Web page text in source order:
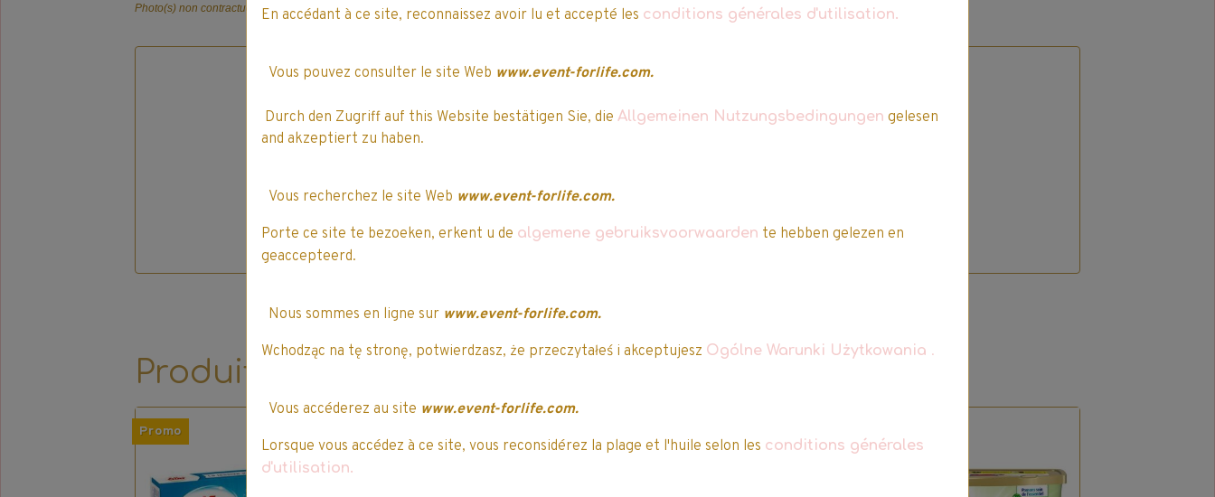
Photo(s) non contractuelle(s).
Nos clients ont attribué une note à ce produit
Vous avez achetécet article ?
Produits qui peuvent vous intéresser…
Promo
En accédant à ce site, reconnaissez avoir lu et accepté les conditions générales d'utilisation.
Vous pouvez consulter le site Web www.event-forlife.com.
Durch den Zugriff auf this Website bestätigen Sie, die Allgemeinen Nutzungsbedingungen gelesen
and akzeptiert zu haben.
Vous recherchez le site Web www.event-forlife.com.
Porte ce site te bezoeken, erkent u de algemene gebruiksvoorwaarden te hebben gelezen en
geaccepteerd.
Nous sommes en ligne sur www.event-forlife.com.
Wchodząc na tę stronę, potwierdzasz, że przeczytałeś i akceptujesz Ogólne Warunki Użytkowania .
Vous accéderez au site www.event-forlife.com.
Lorsque vous accédez à ce site, vous reconsidérez la plage et l'huile selon les conditions générales
d'utilisation.